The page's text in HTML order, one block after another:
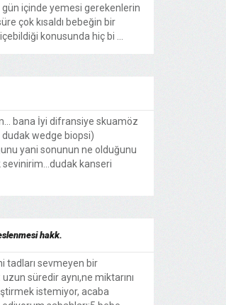
içinde yemesi gerekenlerin
çok kısaldı bebeğin bir
konusunda hiç bi ...
bana İyi difransiye skuamöz
wedge biopsi)
yani sonunun ne olduğunu
kanseri
hakk.
tadları sevmeyen bir
süredir aynı,ne miktarını
istemiyor, acaba